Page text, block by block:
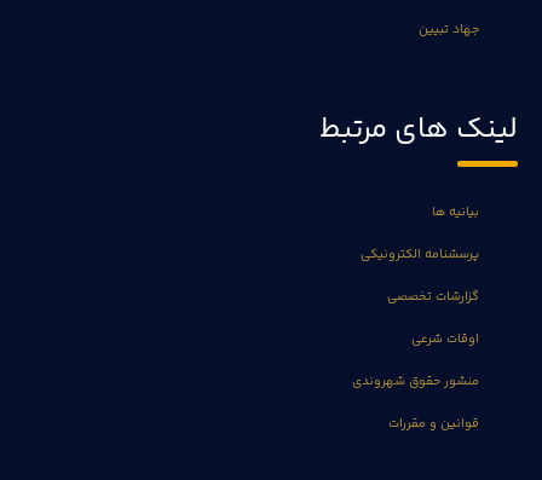
جهاد تبیین
لینک های مرتبط
بیانیه ها
پرسشنامه الکترونیکی
گزارشات تخصصی
اوقات شرعی
منشور حقوق شهروندی
قوانین و مقررات